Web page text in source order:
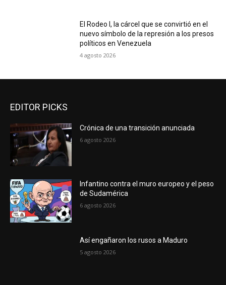
El Rodeo I, la cárcel que se convirtió en el
nuevo símbolo de la represión a los presos
políticos en Venezuela
4 agosto 2026
EDITOR PICKS
Crónica de una transición anunciada
6 agosto 2026
Infantino contra el muro europeo y el peso
de Sudamérica
6 agosto 2026
Así engañaron los rusos a Maduro
5 agosto 2026